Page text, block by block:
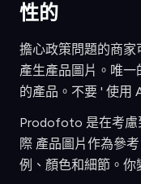
性的
擔心政策問題的商家
產生產品圖片。唯
的產品。不要 ' 使用
Prodofoto 是在考慮
際 產品圖片作為參
例、顏色和細節。你